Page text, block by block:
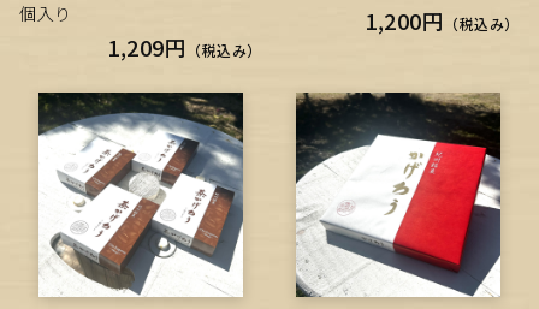
個入り
1,209円 （税込み）
1,200円 （税込み）